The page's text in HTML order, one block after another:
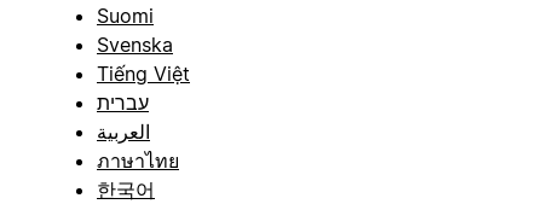
Suomi
Svenska
Tiếng Việt
עברית
العربية
ภาษาไทย
한국어